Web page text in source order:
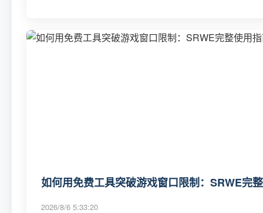
如何用免费工具突破游戏窗口限制：SRWE完
2026/8/6 5:33:20